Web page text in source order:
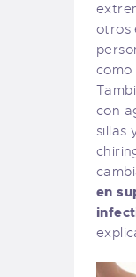
otros
como
con
sillas
en